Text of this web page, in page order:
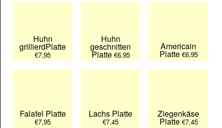
Huhn
grillierdPlatte
€7,95
Huhn
geschnitten
Platte €6,95
Americain
Platte €6,95
Falafel Platte
€7,95
Lachs Platte
€7,45
Ziegenkäse
Platte €7,45